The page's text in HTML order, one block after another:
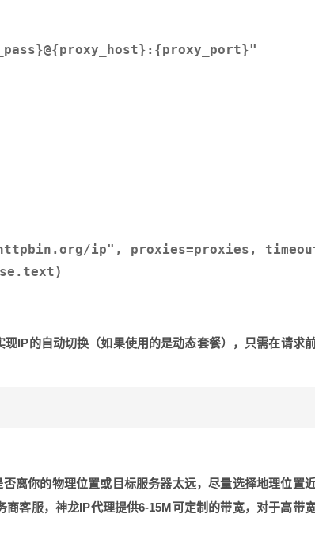
ip", proxies=proxies,
IP的自动切换（如果使用的是动态套餐），只需在请求
离你的物理位置或目标服务器太远，尽量选择地理位置
客服，神龙IP代理提供6-15M可定制的带宽，对于高带